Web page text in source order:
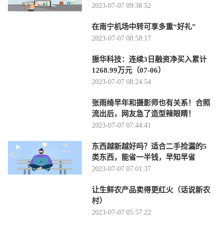
2023-07-07 09:38:52
在南宁机场中转可享多重“好礼”
2023-07-07 08:58:17
振华科技：连续3日融资净买入累计
1268.99万元（07-06）
2023-07-07 08:24:54
张雨绮早年和摄影师也有关系！合照
流出后，网友急了造型辣眼睛！
2023-07-07 07:44:41
东西越新越好吗？适合二手捡漏的5
类东西，能省一半钱，早知早省
2023-07-07 07:01:37
让生鲜农产品卖得更红火（话说新农
村）
2023-07-07 05:57:22